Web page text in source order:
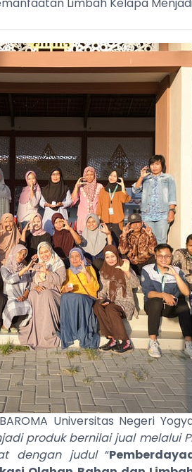
Universitas Negeri
produk bernilai jual melalui
dengan judul“